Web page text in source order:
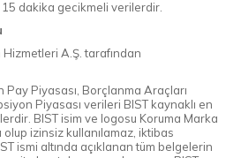
dakika gecikmeli verilerdir.
Hizmetleri A.Ş. tarafından
Piyasası, Borçlanma Araçları
Piyasası verileri BIST kaynaklı en
BIST isim ve logosu Koruma Marka
izinsiz kullanılamaz, iktibas
ismi altında açıklanan tüm belgelerin